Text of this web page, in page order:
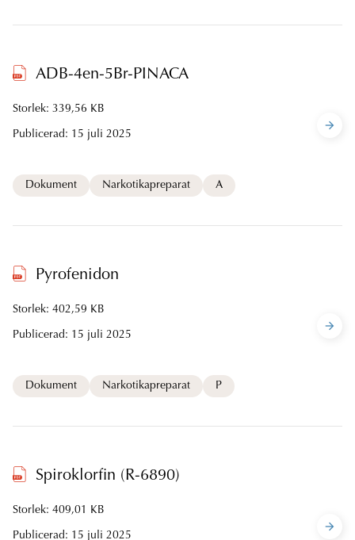
ADB-4en-5Br-PINACA
Storlek: 339,56 KB
Publicerad: 15 juli 2025
Dokument Narkotikapreparat A
Pyrofenidon
Storlek: 402,59 KB
Publicerad: 15 juli 2025
Dokument Narkotikapreparat P
Spiroklorfin (R-6890)
Storlek: 409,01 KB
Publicerad: 15 juli 2025